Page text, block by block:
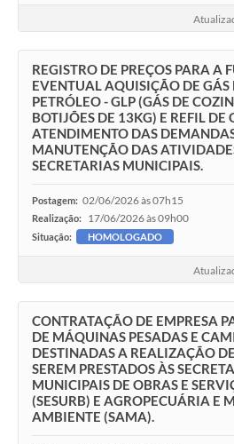
REGISTRO DE PREÇOS PARA A
EVENTUAL AQUISIÇÃO DE GÁS
PETRÓLEO - GLP (GÁS DE
BOTIJÕES DE 13KG) E REFIL DE
ATENDIMENTO DAS
MANUTENÇÃO DAS
SECRETARIAS MUNICIPAIS.
Postagem: 02/06/2026 às 07h15
Realização: 17/06/2026 às 09h00
Situação: HOMOLOGADO
CONTRATAÇÃO DE EMPRESA
DE MÁQUINAS PESADAS E
DESTINADAS A REALIZAÇÃO
SEREM PRESTADOS ÀS
MUNICIPAIS DE OBRAS E
(SESURB) E AGROPECUÁRIA E
AMBIENTE (SAMA).